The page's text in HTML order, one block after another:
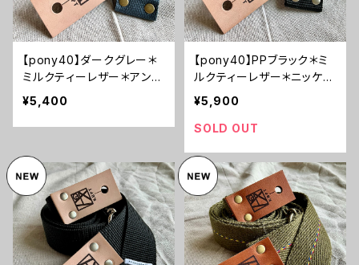
【pony40】ダークグレー＊
ミルクティーレザー＊アンテ
ィーク金具【ピン径8mm/ポ
リエステル綿素材のギター
ストラップ/pdgmkta3】
¥5,400
【pony40】PPブラック＊ミ
ルクティーレザー＊ニッケル
金具【ピン径8mm/ポリプロ
ピレン素材のギターストラッ
プ/pppmktn2】
¥5,900
SOLD OUT